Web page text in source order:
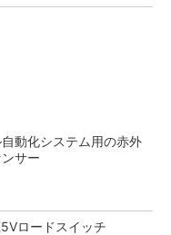
自動化システム用の赤外
サー
ロードスイッチ